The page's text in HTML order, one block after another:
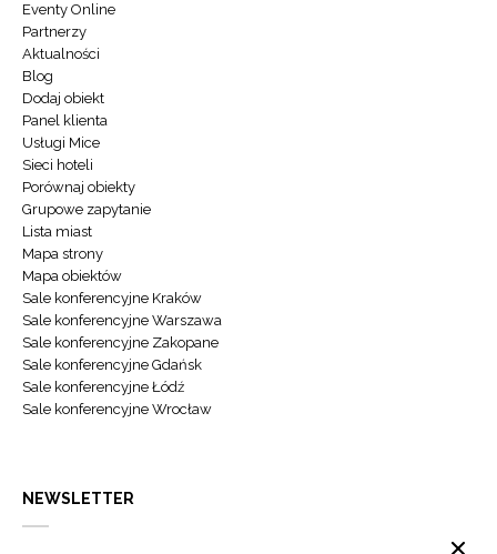
Eventy Online
Partnerzy
Aktualności
Blog
Dodaj obiekt
Panel klienta
Usługi Mice
Sieci hoteli
Porównaj obiekty
Grupowe zapytanie
Lista miast
Mapa strony
Mapa obiektów
Sale konferencyjne Kraków
Sale konferencyjne Warszawa
Sale konferencyjne Zakopane
Sale konferencyjne Gdańsk
Sale konferencyjne Łódź
Sale konferencyjne Wrocław
NEWSLETTER